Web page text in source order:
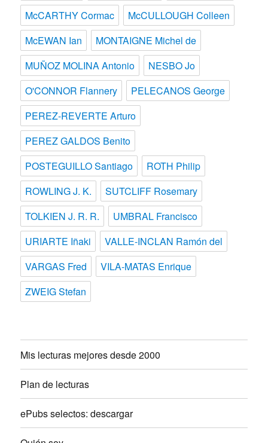
McCARTHY Cormac
McCULLOUGH Colleen
McEWAN Ian
MONTAIGNE Michel de
MUÑOZ MOLINA Antonio
NESBO Jo
O'CONNOR Flannery
PELECANOS George
PEREZ-REVERTE Arturo
PEREZ GALDOS Benito
POSTEGUILLO Santiago
ROTH Philip
ROWLING J. K.
SUTCLIFF Rosemary
TOLKIEN J. R. R.
UMBRAL Francisco
URIARTE Iñaki
VALLE-INCLAN Ramón del
VARGAS Fred
VILA-MATAS Enrique
ZWEIG Stefan
Mis lecturas mejores desde 2000
Plan de lecturas
ePubs selectos: descargar